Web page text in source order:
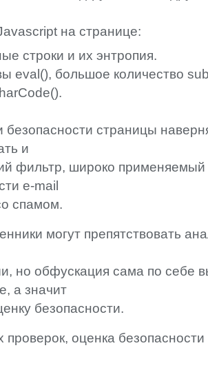
на странице:
строки и их энтропия.
eval(), большое количество
безопасности страницы
и
фильтр, широко применяемый
e-mail
спамом.
могут препятствовать
но обфускация сама по себе
а значит
безопасности.
проверок, оценка